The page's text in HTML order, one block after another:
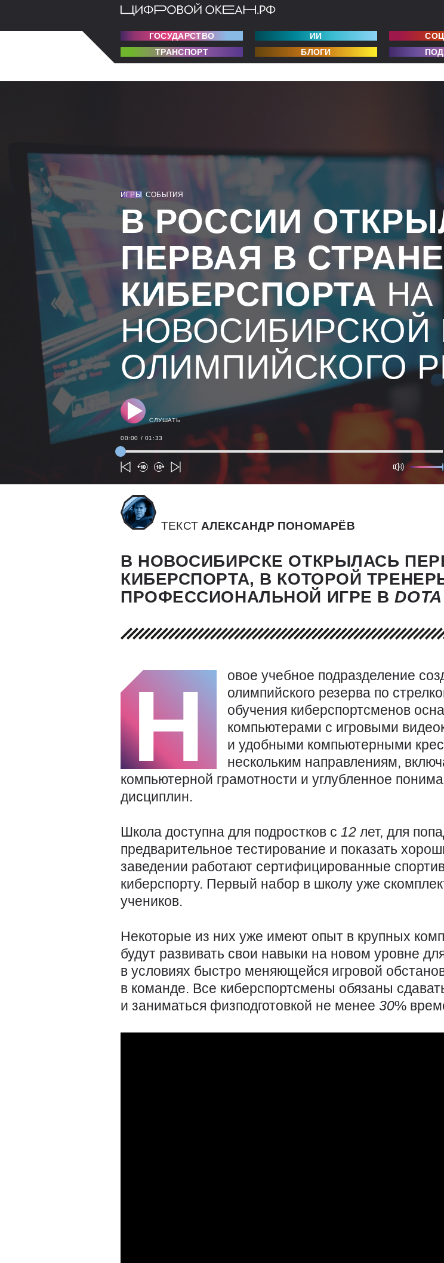
ГОСУДАРСТВО ИИ
ТРАНСПОРТ
БЛОГИ
ИГРЫ СОБЫТИЯ
В РОССИИ
ПЕРВАЯ В
КИБЕРСПОРТА НА
НОВОСИБИРСКОЙ
ОЛИМПИЙСКОГО
СЛУШАТЬ
00:00 / 01:33
ТЕКСТ АЛЕКСАНДР ПОНОМАРЁВ
В НОВОСИБИРСКЕ ОТКРЫЛАСЬ
КИБЕРСПОРТА, В КОТОРОЙ
ПРОФЕССИОНАЛЬНОЙ ИГРЕ В
Н
овое учебное подразделение
олимпийского резерва по
обучения киберспортсменов
компьютерами с игровыми
и удобными компьютерными
нескольким направлениям,
компьютерной грамотности и углубленное
дисциплин.
Школа доступна для подростков с 12 лет, для
предварительное тестирование и показать
заведении работают сертифицированные
киберспорту. Первый набор в школу уже
учеников.
Некоторые из них уже имеют опыт в крупных
будут развивать свои навыки на новом уровне
в условиях быстро меняющейся игровой
в команде. Все киберспортсмены обязаны
и заниматься физподготовкой не менее 30%